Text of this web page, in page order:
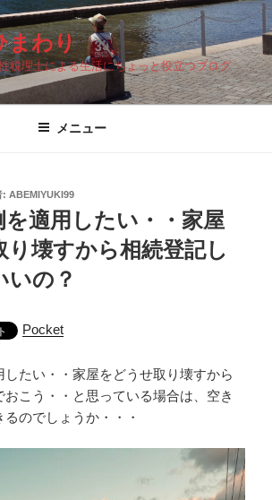
まわり
税理士による生活にちょっと役立つブログ
メニュー
: ABEMIYUKI99
を適用したい・・家屋
り壊すから相続登記し
いの？
Pocket
したい・・家屋をどうせ取り壊すから
こう・・と思っている場合は、空き
のでしょうか・・・